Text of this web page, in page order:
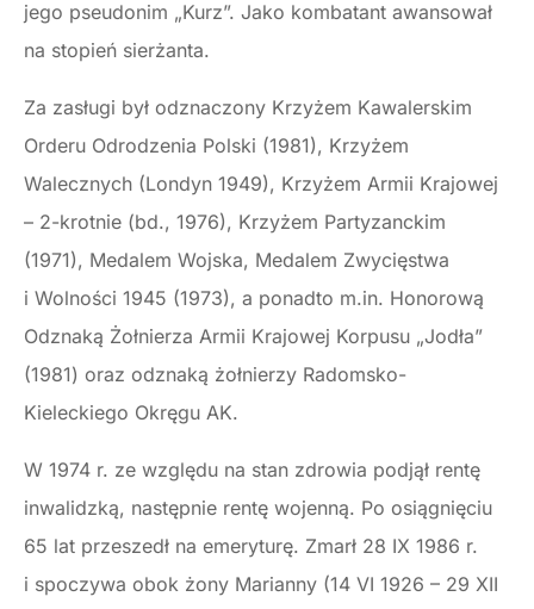
jego pseudonim „Kurz”. Jako kombatant awansował
na stopień sierżanta.
Za zasługi był odznaczony Krzyżem Kawalerskim
Orderu Odrodzenia Polski (1981), Krzyżem
Walecznych (Londyn 1949), Krzyżem Armii Krajowej
– 2-krotnie (bd., 1976), Krzyżem Partyzanckim
(1971), Medalem Wojska, Medalem Zwycięstwa
i Wolności 1945 (1973), a ponadto m.in. Honorową
Odznaką Żołnierza Armii Krajowej Korpusu „Jodła”
(1981) oraz odznaką żołnierzy Radomsko-
Kieleckiego Okręgu AK.
W 1974 r. ze względu na stan zdrowia podjął rentę
inwalidzką, następnie rentę wojenną. Po osiągnięciu
65 lat przeszedł na emeryturę. Zmarł 28 IX 1986 r.
i spoczywa obok żony Marianny (14 VI 1926 – 29 XII